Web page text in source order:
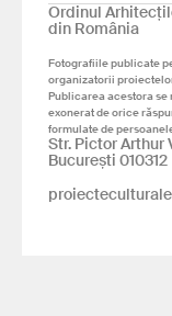
Ordinul
din România
Fotografiile publicate
organizatorii
Publicarea acestora se
exonerat de orice
formulate de
Str. Pictor Arthur
București 010312